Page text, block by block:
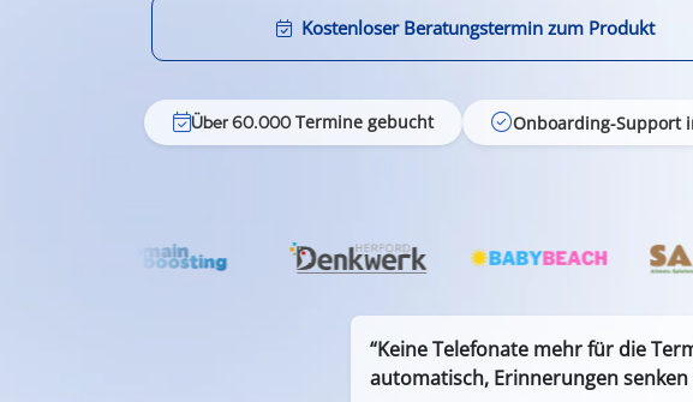
Kostenloser Beratungstermin zum Produkt
Über 60.000Termine gebucht Onboarding-Support
“Keine Telefonate mehr für die
automatisch, Erinnerungen